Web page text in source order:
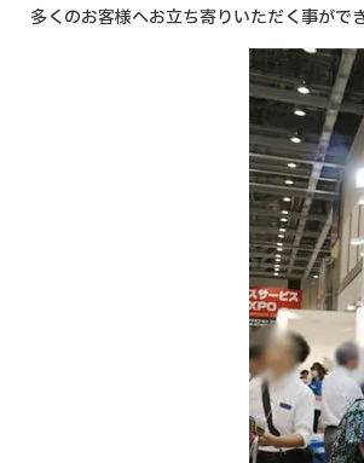
多くのお客様へお立ち寄りいただく事がで